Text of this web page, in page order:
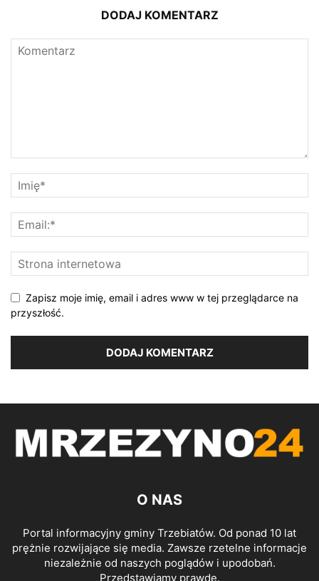
DODAJ KOMENTARZ
Zapisz moje imię, email i adres www w tej przeglądarce na
przyszłość.
O NAS
Portal informacyjny gminy Trzebiatów. Od ponad 10 lat
prężnie rozwijające się media. Zawsze rzetelne informacje
niezależnie od naszych poglądów i upodobań.
Przedstawiamy prawdę.